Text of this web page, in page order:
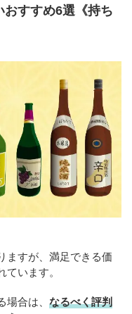
おすすめ6選《持ち
ますが、満足できる価
います。
合は、 なるべく評判